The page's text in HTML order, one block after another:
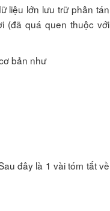
liệu lớn lưu trữ phân tán
(đã quá quen thuộc với
bản như
đây là 1 vài tóm tắt về